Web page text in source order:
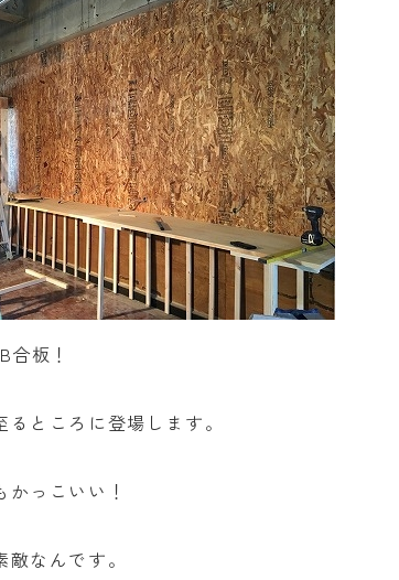
合板！
ところに登場します。
かっこいい！
なんです。